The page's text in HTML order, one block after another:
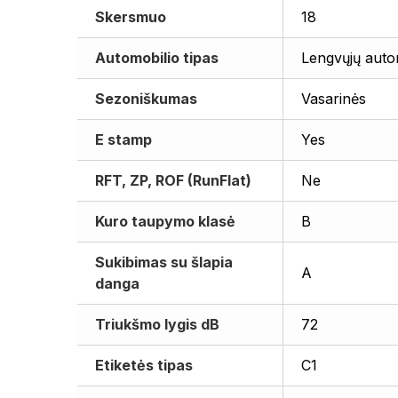
Skersmuo 18
Automobilio tipas Lengvųjų
Sezoniškumas Vasarinės
E stamp Yes
RFT, ZP, ROF (RunFlat) Ne
Kuro taupymo klasė B
Sukibimas su šlapia
danga
A
Triukšmo lygis dB 72
Etiketės tipas C1